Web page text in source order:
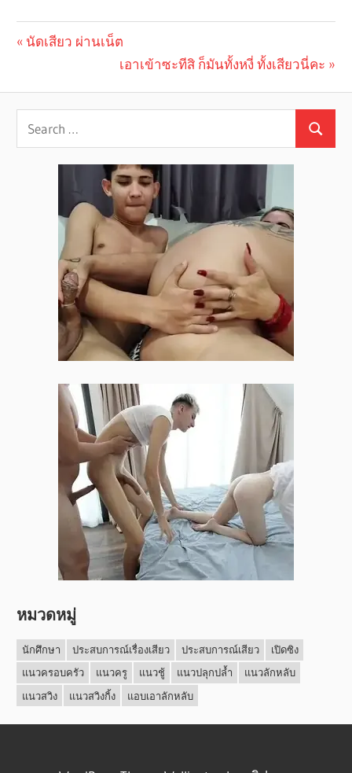
navigation
Previous
นัดเสียว ผ่านเน็ต
Next
เอาเข้าซะทีสิ ก็มันทั้งหงี่ ทั้งเสียวนี่คะ
หมวดหมู่
นักศึกษา ประสบการณ์เรื่องเสียว ประสบการณ์เสียว
เปิดซิง
แนวครอบครัว
แนวครู แนวชู้ แนวปลุกปล้ำ
แนวลักหลับ
แนวสวิง
แนวสวิงกิ้ง แอบเอาลักหลับ